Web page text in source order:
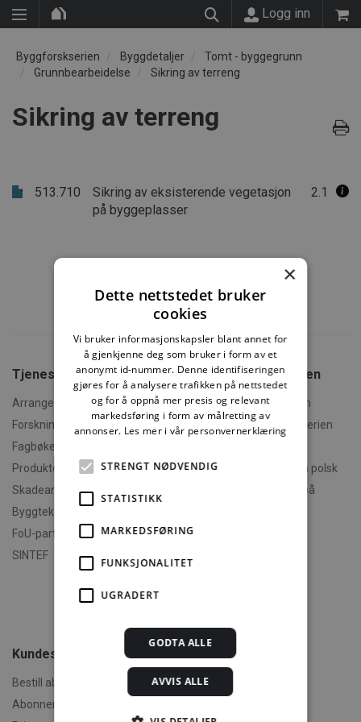
Logg inn
Byggforskserien Byggdetaljer
Tomt - byggegrunn
Grunnbearbeidelse
Sikring av terreng
Sikring av terreng
513.710
Sikring av eksisterende vegetasjon
på byggeplasser
2.1
Tjenester fra SINTEF
Arrangementer og kurs
Forskningsrapporter
Fagbøker og nettkurs
Produktdokumentasjon
Skadeanalyse
Byggteknisk spesialrådgivning
FoU-partner
SINTEF
Om Byggforskserien
Hva er Byggforskserien
Finn fram i Byggforskserien
Polski - informasjon på polsk
English - informasjon på
Om byggereglene
Kundeservice
Bestill abonnement
Abonnementsvilkår
×
Dette nettstedet bruker
cookies
Vi bruker informasjonskapsler blant annet for
å gjenkjenne deg som bruker i form av et
anonymt id-nummer. Denne identifiseringen
gjøres for å analysere trafikken på nettstedet
og for å oppnå mer presis og relevant
markedsføring i form av målretting av
annonser. Les mer i vår personvernerklæring
STRENGT NØDVENDIG
STATISTIKK
MARKEDSFØRING
FUNKSJONALITET
UGRADERT
GODTA ALLE
AVVIS ALLE